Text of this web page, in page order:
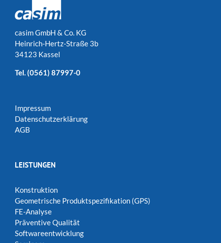
casim GmbH & Co. KG
Heinrich-Hertz-Straße 3b
34123 Kassel
Tel.(0561) 87997-0
Impressum
Datenschutzerklärung
AGB
LEISTUNGEN
Konstruktion
Geometrische Produktspezifikation (GPS)
FE-Analyse
Präventive Qualität
Softwareentwicklung